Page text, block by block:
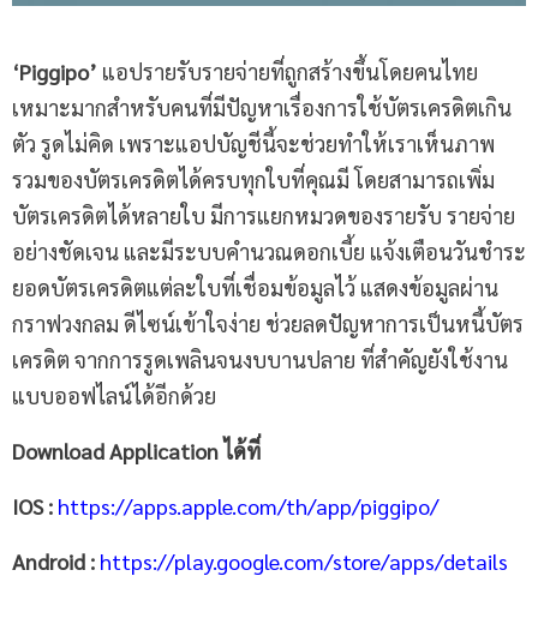
‘Piggipo’ แอปรายรับรายจ่ายที่ถูกสร้างขึ้นโดยคนไทย
เหมาะมากสำหรับคนที่มีปัญหาเรื่องการใช้บัตรเครดิตเกิน
ตัว รูดไม่คิด เพราะแอปบัญชีนี้จะช่วยทำให้เราเห็นภาพ
รวมของบัตรเครดิตได้ครบทุกใบที่คุณมี โดยสามารถเพิ่ม
บัตรเครดิตได้หลายใบ มีการแยกหมวดของรายรับ รายจ่าย
อย่างชัดเจน และมีระบบคำนวณดอกเบี้ย แจ้งเตือนวันชำระ
ยอดบัตรเครดิตแต่ละใบที่เชื่อมข้อมูลไว้ แสดงข้อมูลผ่าน
กราฟวงกลม ดีไซน์เข้าใจง่าย ช่วยลดปัญหาการเป็นหนี้บัตร
เครดิต จากการรูดเพลินจนงบบานปลาย ที่สำคัญยังใช้งาน
แบบออฟไลน์ได้อีกด้วย
Download Application ได้ที่
IOS : https://apps.apple.com/th/app/piggipo/
Android : https://play.google.com/store/apps/details